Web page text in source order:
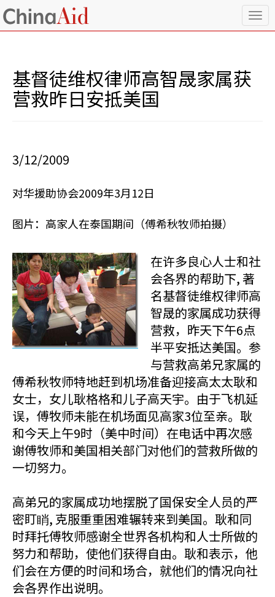
T
o
基督徒维权律师高智晟家属获
营救昨日安抵美国
3/12/2009
对华援助协会2009年3月12日
图片：高家人在泰国期间（傅希秋牧师拍摄）
在许多良心人士和社
会各界的帮助下, 著
名基督徒维权律师高
智晟的家属成功获得
营救，昨天下午6点
半平安抵达美国。参
与营救高弟兄家属的
傅希秋牧师特地赶到机场准备迎接高太太耿和
女士，女儿耿格格和儿子高天宇。由于飞机延
误，傅牧师未能在机场面见高家3位至亲。耿
和今天上午9时（美中时间）在电话中再次感
谢傅牧师和美国相关部门对他们的营救所做的
一切努力。
高弟兄的家属成功地摆脱了国保安全人员的严
密盯睄, 克服重重困难辗转来到美国。耿和同
时拜托傅牧师感谢全世界各机构和人士所做的
努力和帮助，使他们获得自由。耿和表示，他
们会在方便的时间和场合，就他们的情况向社
会各界作出说明。